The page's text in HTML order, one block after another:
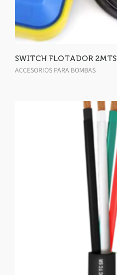
SWITCH FLOTADOR 2MTS
ACCESORIOS PARA BOMBAS